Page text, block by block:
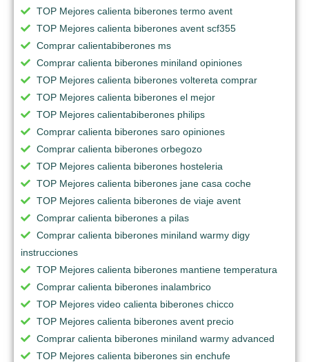
TOP Mejores calienta biberones termo avent
TOP Mejores calienta biberones avent scf355
Comprar calientabiberones ms
Comprar calienta biberones miniland opiniones
TOP Mejores calienta biberones voltereta comprar
TOP Mejores calienta biberones el mejor
TOP Mejores calientabiberones philips
Comprar calienta biberones saro opiniones
Comprar calienta biberones orbegozo
TOP Mejores calienta biberones hosteleria
TOP Mejores calienta biberones jane casa coche
TOP Mejores calienta biberones de viaje avent
Comprar calienta biberones a pilas
Comprar calienta biberones miniland warmy digy
instrucciones
TOP Mejores calienta biberones mantiene temperatura
Comprar calienta biberones inalambrico
TOP Mejores video calienta biberones chicco
TOP Mejores calienta biberones avent precio
Comprar calienta biberones miniland warmy advanced
TOP Mejores calienta biberones sin enchufe